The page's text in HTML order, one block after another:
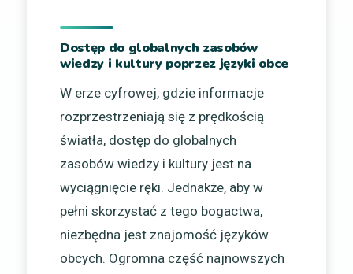
Dostęp do globalnych zasobów
wiedzy i kultury poprzez języki obce
W erze cyfrowej, gdzie informacje
rozprzestrzeniają się z prędkością
światła, dostęp do globalnych
zasobów wiedzy i kultury jest na
wyciągnięcie ręki. Jednakże, aby w
pełni skorzystać z tego bogactwa,
niezbędna jest znajomość języków
obcych. Ogromna część najnowszych